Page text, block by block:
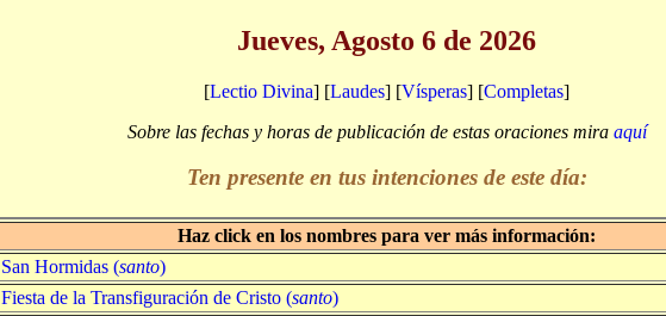
Jueves, Agosto 6 de 2026
[Lectio Divina] [Laudes] [Vísperas] [Completas]
Sobre las fechas y horas de publicación de estas oraciones mira aquí
Ten presente en tus intenciones de este día:
Haz click en los nombres para ver más información:
San Hormidas (santo)
Fiesta de la Transfiguración de Cristo (santo)